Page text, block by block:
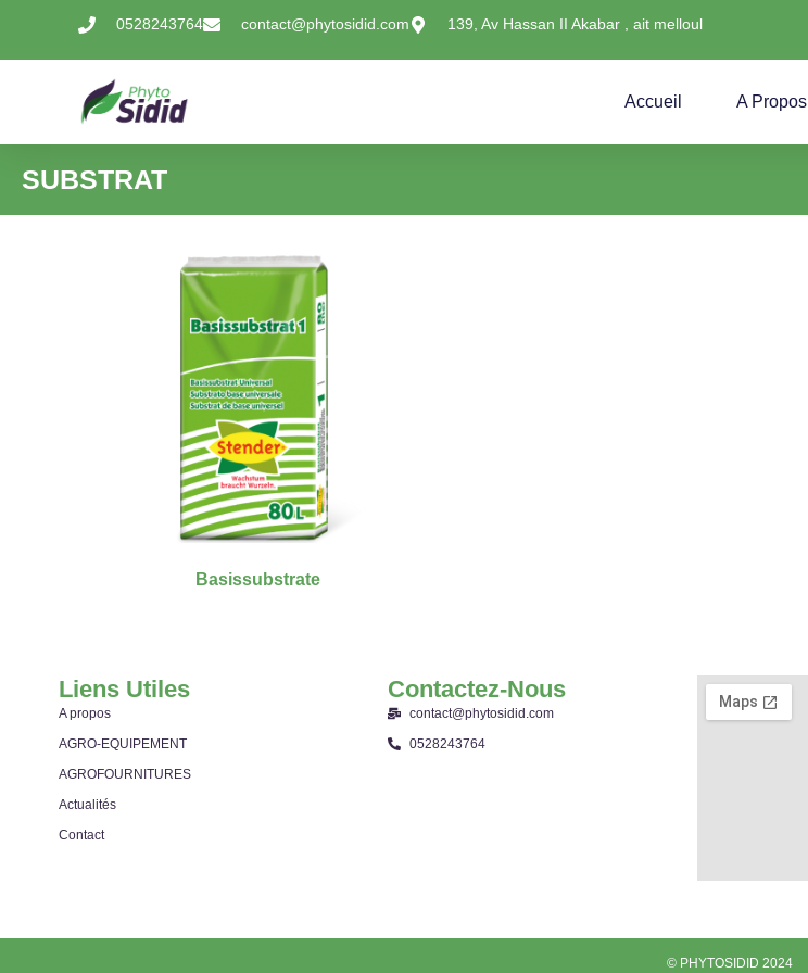
0528243764 contact@phytosidid.com 139, Av Hassan II Akabar , ait melloul
Accueil A Propos
SUBSTRAT
Basissubstrate
Liens Utiles
A propos
AGRO-EQUIPEMENT
AGROFOURNITURES
Actualités
Contact
Contactez-Nous
contact@phytosidid.com
0528243764
© PHYTOSIDID 2024